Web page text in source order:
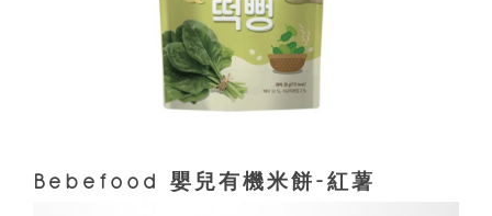
Bebefood 嬰兒有機米餅-紅薯